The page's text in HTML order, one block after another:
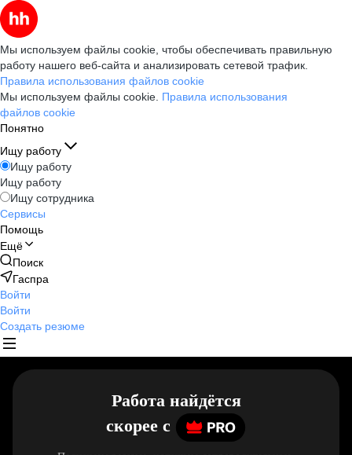
Мы используем файлы cookie, чтобы обеспечивать правильную
работу нашего веб-сайта и анализировать сетевой трафик.
Правила использования файлов cookie
Мы используем файлы cookie. Правила использования
файлов cookie
Понятно
Ищу работу
Ищу работу
Ищу работу
Ищу сотрудника
Сервисы
Помощь
Ещё
Поиск
Гаспра
Войти
Войти
Создать резюме
Работа найдётся
скорее c